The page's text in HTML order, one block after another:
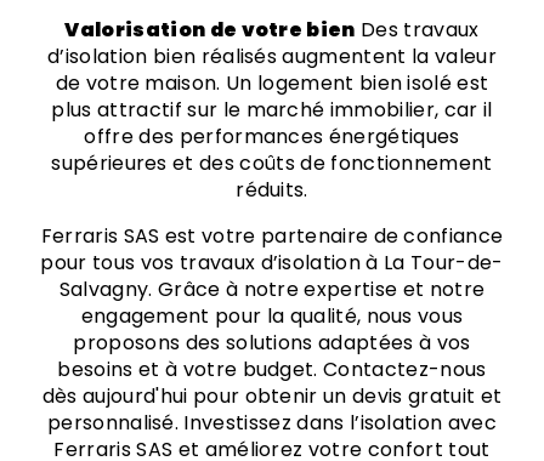
Valorisation de votre bien Des travaux
d’isolation bien réalisés augmentent la valeur
de votre maison. Un logement bien isolé est
plus attractif sur le marché immobilier, car il
offre des performances énergétiques
supérieures et des coûts de fonctionnement
réduits.
Ferraris SAS est votre partenaire de confiance
pour tous vos travaux d’isolation à La Tour-de-
Salvagny. Grâce à notre expertise et notre
engagement pour la qualité, nous vous
proposons des solutions adaptées à vos
besoins et à votre budget. Contactez-nous
dès aujourd'hui pour obtenir un devis gratuit et
personnalisé. Investissez dans l’isolation avec
Ferraris SAS et améliorez votre confort tout